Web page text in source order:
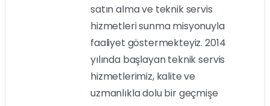
satın alma ve teknik servis
hizmetleri sunma misyonuyla
faaliyet göstermekteyiz. 2014
yılında başlayan teknik servis
hizmetlerimiz, kalite ve
uzmanlıkla dolu bir geçmişe